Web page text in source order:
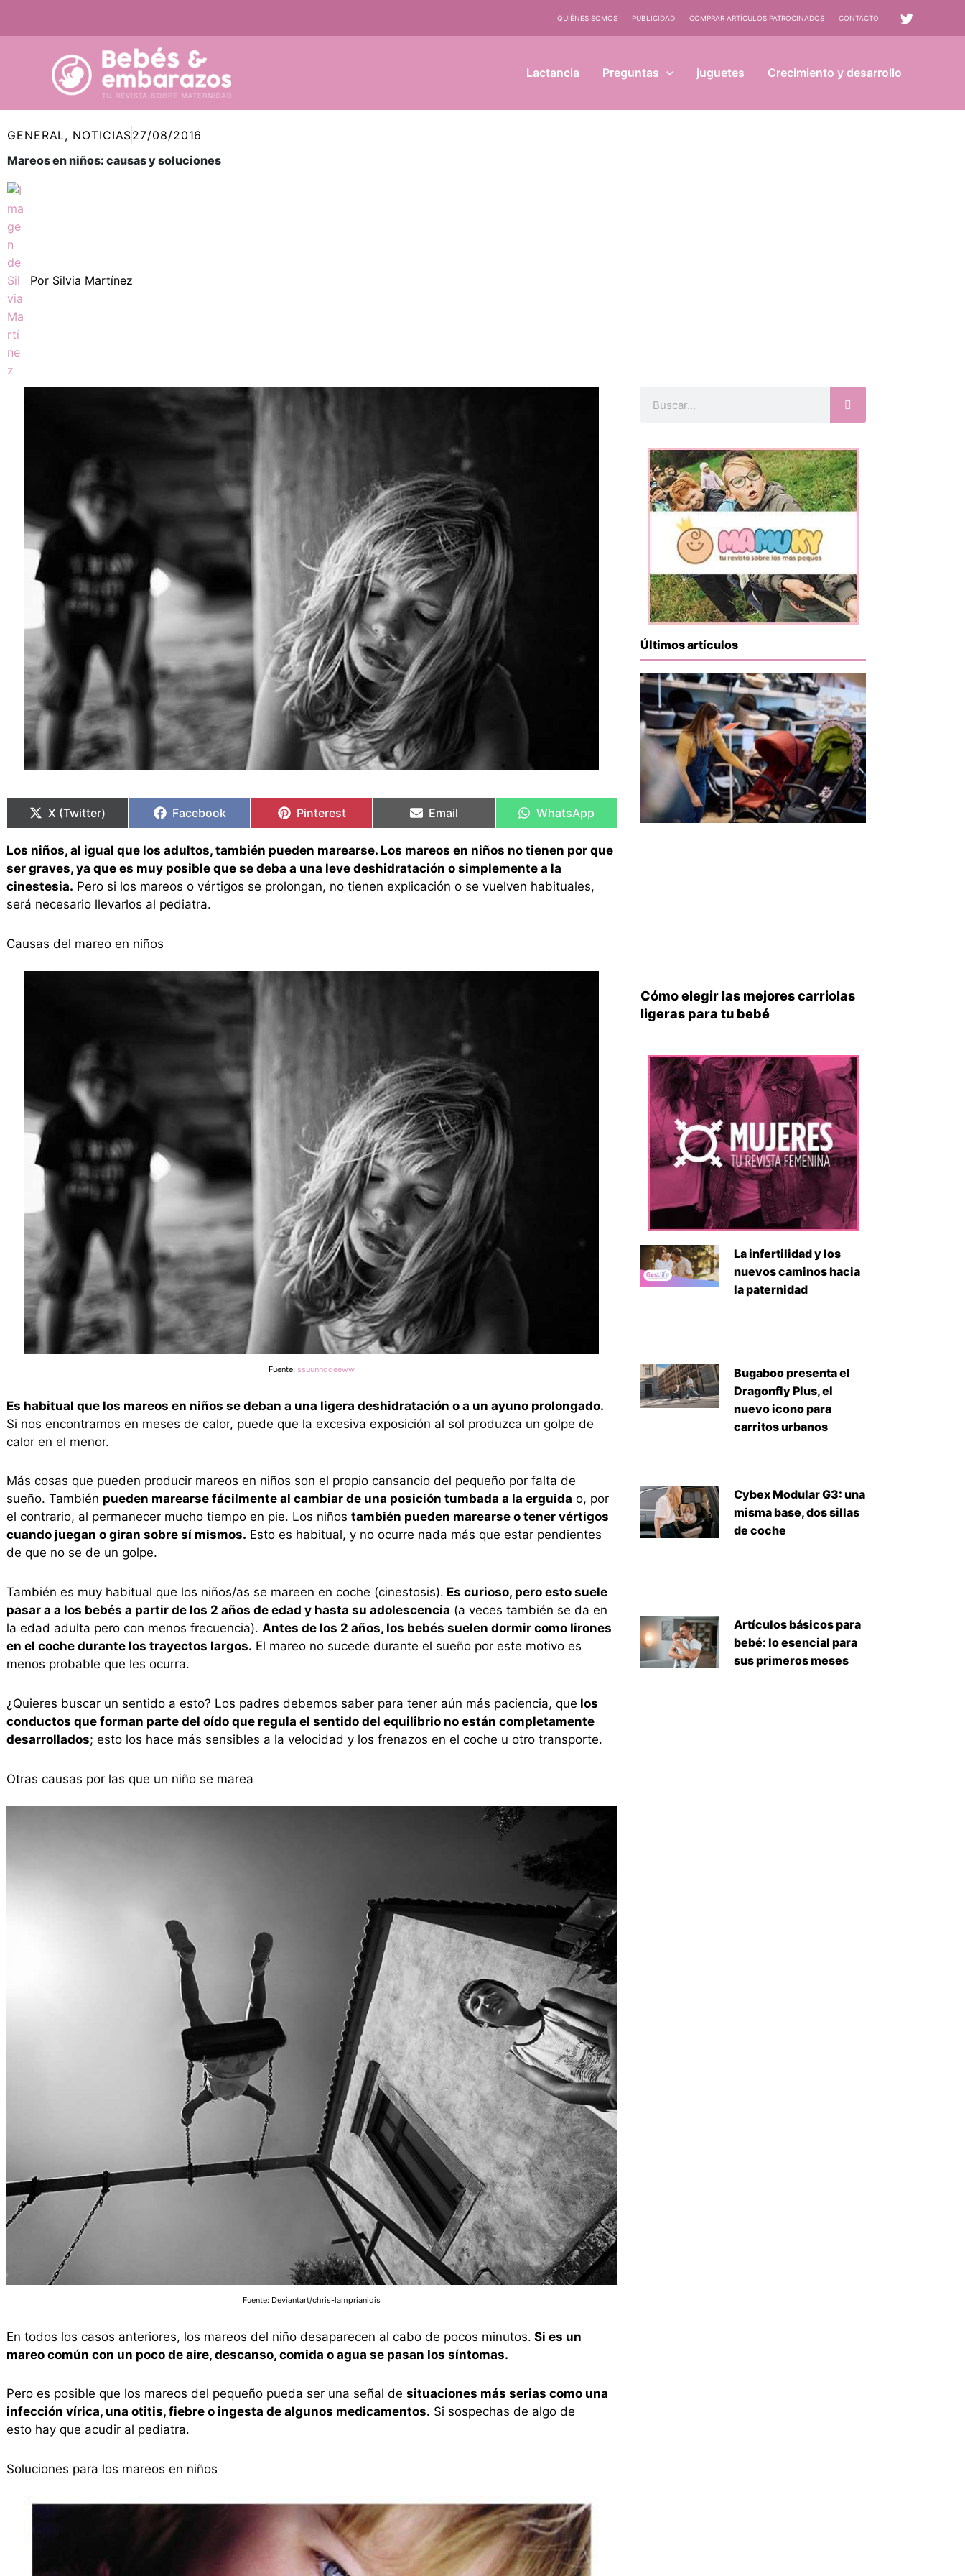
QUIÉNES SOMOS PUBLICIDAD COMPRAR ARTÍCULOS PATROCINADOS CONTACTO
Lactancia Preguntas juguetes Crecimiento y desarrollo
GENERAL, NOTICIAS27/08/2016
Mareos en niños: causas y soluciones
Por Silvia Martínez
en
X (Twitter)
en
Facebook
en
Pinterest
en
Email
en
WhatsApp
Los niños, al igual que los adultos, también pueden marearse. Los mareos en niños no tienen por que
ser graves, ya que es muy posible que se deba a una leve deshidratación o simplemente a la
cinestesia. Pero si los mareos o vértigos se prolongan, no tienen explicación o se vuelven habituales,
será necesario llevarlos al pediatra.
Causas del mareo en niños
Fuente: ssuunnddeeww
Es habitual que los mareos en niños se deban a una ligera deshidratación o a un ayuno prolongado.
Si nos encontramos en meses de calor, puede que la excesiva exposición al sol produzca un golpe de
calor en el menor.
Más cosas que pueden producir mareos en niños son el propio cansancio del pequeño por falta de
sueño. También pueden marearse fácilmente al cambiar de una posición tumbada a la erguida o, por
el contrario, al permanecer mucho tiempo en pie. Los niños también pueden marearse o tener vértigos
cuando juegan o giran sobre sí mismos. Esto es habitual, y no ocurre nada más que estar pendientes
de que no se de un golpe.
También es muy habitual que los niños/as se mareen en coche (cinestosis). Es curioso, pero esto suele
pasar a a los bebés a partir de los 2 años de edad y hasta su adolescencia (a veces también se da en
la edad adulta pero con menos frecuencia). Antes de los 2 años, los bebés suelen dormir como lirones
en el coche durante los trayectos largos. El mareo no sucede durante el sueño por este motivo es
menos probable que les ocurra.
¿Quieres buscar un sentido a esto? Los padres debemos saber para tener aún más paciencia, que los
conductos que forman parte del oído que regula el sentido del equilibrio no están completamente
desarrollados; esto los hace más sensibles a la velocidad y los frenazos en el coche u otro transporte.
Otras causas por las que un niño se marea
Fuente: Deviantart/chris-lamprianidis
En todos los casos anteriores, los mareos del niño desaparecen al cabo de pocos minutos. Si es un
mareo común con un poco de aire, descanso, comida o agua se pasan los síntomas.
Pero es posible que los mareos del pequeño pueda ser una señal de situaciones más serias como una
infección vírica, una otitis, fiebre o ingesta de algunos medicamentos. Si sospechas de algo de
esto hay que acudir al pediatra.
Soluciones para los mareos en niños
en
en
en
en
en
Últimos artículos
Cómo elegir las mejores carriolas
ligeras para tu bebé
La infertilidad y los
nuevos caminos hacia
la paternidad
Bugaboo presenta el
Dragonfly Plus, el
nuevo icono para
carritos urbanos
Cybex Modular G3: una
misma base, dos sillas
de coche
Artículos básicos para
bebé: lo esencial para
sus primeros meses